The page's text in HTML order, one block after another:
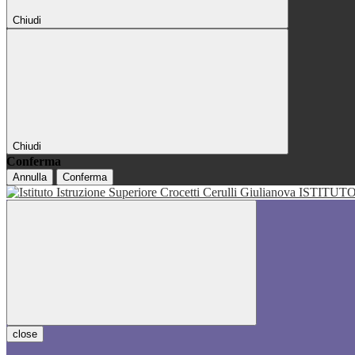
Chiudi
Chiudi
Conferma
Annulla Conferma
close